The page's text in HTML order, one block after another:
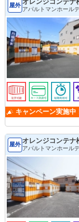
屋外
アパルトマンホール
キャンペーン実施中
屋外 オレンジコンテナ
アパルトマンホール